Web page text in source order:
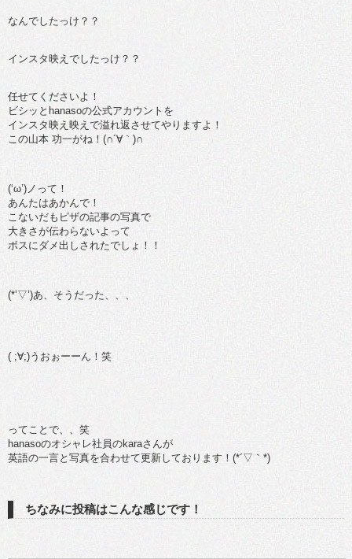
なんでしたっけ？？
インスタ映えでしたっけ？？
任せてくださいよ！
ビシッとhanasoの公式アカウントを
インスタ映え映えで溢れ返させてやりますよ！
この山本 功一がね！(∩´∀｀)∩
(‘ω’)ノって！
あんたはあかんで！
こないだもピザの記事の写真で
大きさが伝わらないよって
ボスにダメ出しされたでしょ！！
(*’▽’)あ、そうだった、、、
( ;∀;)うおぉーーん！笑
ってことで、、笑
hanasoのオシャレ社員のkaraさんが
英語の一言と写真を合わせて更新しております！(*´▽｀*)
ちなみに投稿はこんな感じです！